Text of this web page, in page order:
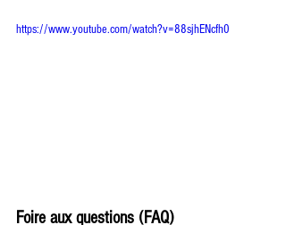
https://www.youtube.com/watch?v=88sjhENcfh0
Foire aux questions (FAQ)